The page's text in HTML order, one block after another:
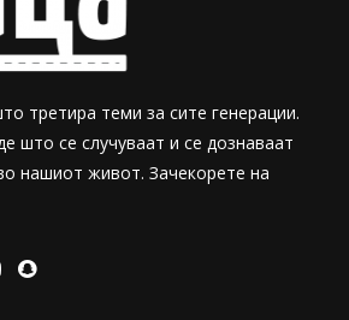
третира теми за сите генерации.
што се случуваат и се дознаваат
нашиот живот. Зачекорете на